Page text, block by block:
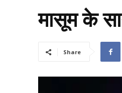
मासूम के
Share